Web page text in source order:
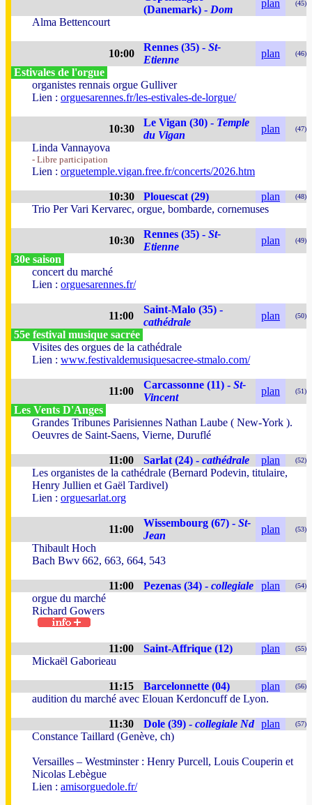
(Danemark) - Dom
plan (45)
Alma Bettencourt
10:00
Rennes (35) - St-
Etienne
plan (46)
Estivales de l'orgue
organistes rennais orgue Gulliver
Lien : orguesarennes.fr/les-estivales-de-lorgue/
10:30
Le Vigan (30) - Temple
du Vigan
plan (47)
Linda Vannayova
- Libre participation
Lien : orguetemple.vigan.free.fr/concerts/2026.htm
10:30 Plouescat (29) plan (48)
Trio Per Vari Kervarec, orgue, bombarde, cornemuses
10:30
Rennes (35) - St-
Etienne
plan (49)
30e saison
concert du marché
Lien : orguesarennes.fr/
11:00
Saint-Malo (35) -
cathédrale
plan (50)
55e festival musique sacrée
Visites des orgues de la cathédrale
Lien : www.festivaldemusiquesacree-stmalo.com/
11:00
Carcassonne (11) - St-
Vincent
plan (51)
Les Vents D'Anges
Grandes Tribunes Parisiennes Nathan Laube ( New-York ).
Oeuvres de Saint-Saens, Vierne, Duruflé
11:00 Sarlat (24) - cathédrale plan (52)
Les organistes de la cathédrale (Bernard Podevin, titulaire,
Henry Jullien et Gaël Tardivel)
Lien : orguesarlat.org
11:00
Wissembourg (67) - St-
Jean
plan (53)
Thibault Hoch
Bach Bwv 662, 663, 664, 543
11:00 Pezenas (34) - collegiale plan (54)
orgue du marché
Richard Gowers
11:00 Saint-Affrique (12) plan (55)
Mickaël Gaborieau
11:15 Barcelonnette (04) plan (56)
audition du marché avec Elouan Kerdoncuff de Lyon.
11:30 Dole (39) - collegiale Nd plan (57)
Constance Taillard (Genève, ch)
Versailles – Westminster : Henry Purcell, Louis Couperin et
Nicolas Lebègue
Lien : amisorguedole.fr/